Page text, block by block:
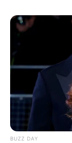
BUZZ DAY